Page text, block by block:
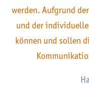
werden. Aufgrund
und der
können und sollen